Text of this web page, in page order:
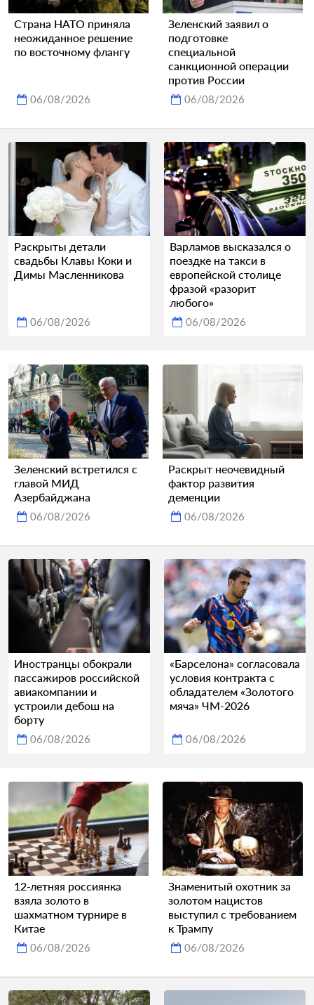
Страна НАТО приняла
неожиданное решение
по восточному флангу
06/08/2026
Зеленский заявил о
подготовке
специальной
санкционной операции
против России
06/08/2026
Раскрыты детали
свадьбы Клавы Коки и
Димы Масленникова
06/08/2026
Варламов высказался о
поездке на такси в
европейской столице
фразой «разорит
любого»
06/08/2026
Зеленский встретился с
главой МИД
Азербайджана
06/08/2026
Раскрыт неочевидный
фактор развития
деменции
06/08/2026
Иностранцы обокрали
пассажиров российской
авиакомпании и
устроили дебош на
борту
06/08/2026
«Барселона» согласовала
условия контракта с
обладателем «Золотого
мяча» ЧМ-2026
06/08/2026
12-летняя россиянка
взяла золото в
шахматном турнире в
Китае
06/08/2026
Знаменитый охотник за
золотом нацистов
выступил с требованием
к Трампу
06/08/2026